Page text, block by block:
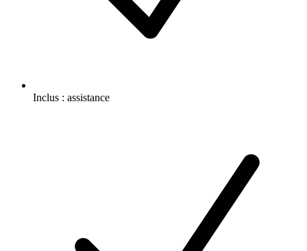
Inclus : assistance